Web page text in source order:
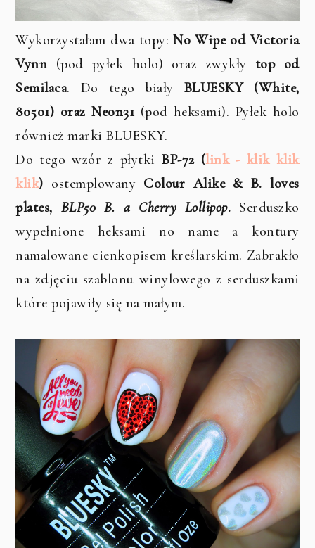
Wykorzystałam dwa topy:No Wipe od Victoria
Vynn (pod pyłek holo) oraz zwykły top od
Semilaca. Do tego biały BLUESKY (White,
80501) oraz Neon31 (pod heksami). Pyłek holo
również marki BLUESKY.
Do tego wzór z płytkiBP-72 (link - klik klik
klik) ostemplowany Colour Alike & B. loves
plates, BLP50 B. a Cherry Lollipop. Serduszko
wypełnione heksami no name a kontury
namalowane cienkopisem kreślarskim. Zabrakło
na zdjęciu szablonu winylowego z serduszkami
które pojawiły się na małym.